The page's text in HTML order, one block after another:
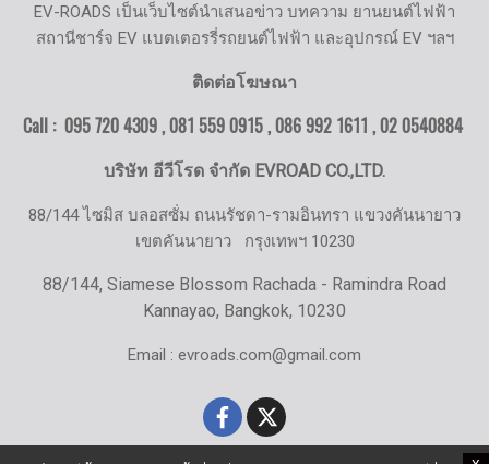
EV-ROADS เป็นเว็บไซต์นำเสนอข่าว บทความ ยานยนต์ไฟฟ้า
สถานีชาร์จ EV แบตเตอรรี่รถยนต์ไฟฟ้า และอุปกรณ์ EV ฯลฯ
ติดต่อโฆษณา
Call : 095 720 4309 , 081 559 0915 , 086 992 1611 ,02 0540884
บริษัท อีวีโรด จำกัด EVROAD CO.,LTD.
88/144 ไซมิส บลอสซั่ม ถนนรัชดา-รามอินทรา แขวงคันนายาว
เขตคันนายาว กรุงเทพฯ 10230
88/144, Siamese Blossom Rachada - Ramindra Road
Kannayao, Bangkok, 10230
Email : evroads.com@gmail.com